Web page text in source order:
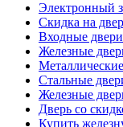
Электронный
Скидка на
Входные двери
Железные
Стальные
Железные
Дверь со
Купить